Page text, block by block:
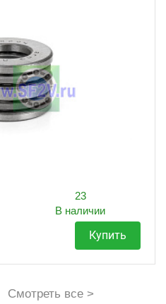
23
В наличии
Купить
Смотреть все >